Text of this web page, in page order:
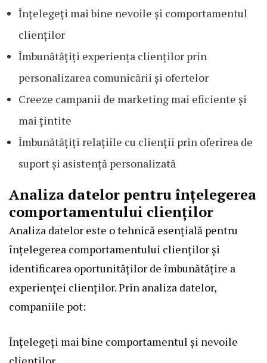
Înțelegeți mai bine nevoile și comportamentul
clienților
Îmbunătățiți experiența clienților prin
personalizarea comunicării și ofertelor
Creeze campanii de marketing mai eficiente și
mai țintite
Îmbunătățiți relațiile cu clienții prin oferirea de
suport și asistență personalizată
Analiza datelor pentru înțelegerea
comportamentului clienților
Analiza datelor este o tehnică esențială pentru
înțelegerea comportamentului clienților și
identificarea oportunităților de îmbunătățire a
experienței clienților. Prin analiza datelor,
companiile pot:
Înțelegeți mai bine comportamentul și nevoile